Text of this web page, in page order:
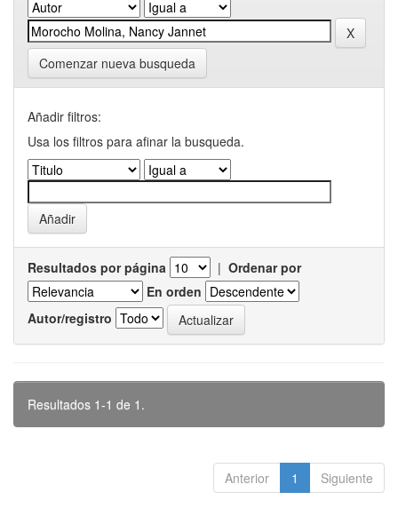
Comenzar nueva busqueda
Añadir filtros:
Usa los filtros para afinar la busqueda.
Resultados por página | Ordenar por
En orden
Autor/registro
Resultados 1-1 de 1.
Anterior 1 Siguiente